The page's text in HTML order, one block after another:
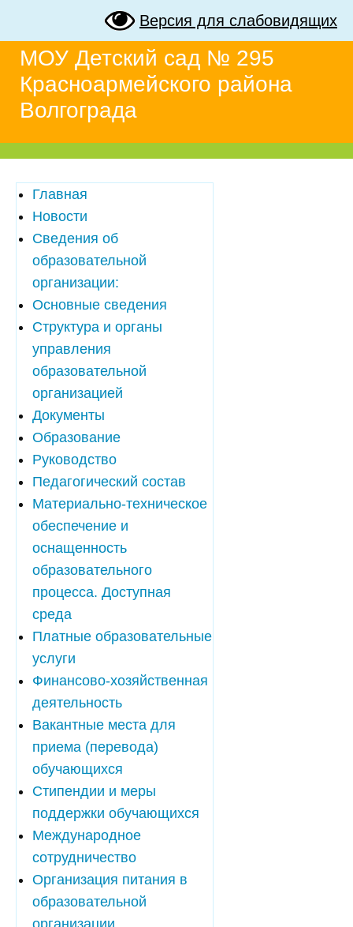
Версия для слабовидящих
МОУ Детский сад № 295
Красноармейского района
Волгограда
Главная
Новости
Сведения об
образовательной
организации:
Основные сведения
Структура и органы
управления
образовательной
организацией
Документы
Образование
Руководство
Педагогический состав
Материально-техническое
обеспечение и
оснащенность
образовательного
процесса. Доступная
среда
Платные образовательные
услуги
Финансово-хозяйственная
деятельность
Вакантные места для
приема (перевода)
обучающихся
Стипендии и меры
поддержки обучающихся
Международное
сотрудничество
Организация питания в
образовательной
организации